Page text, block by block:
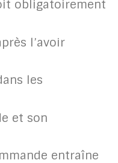
obligatoirement
l’avoir
les
et son
entraîne